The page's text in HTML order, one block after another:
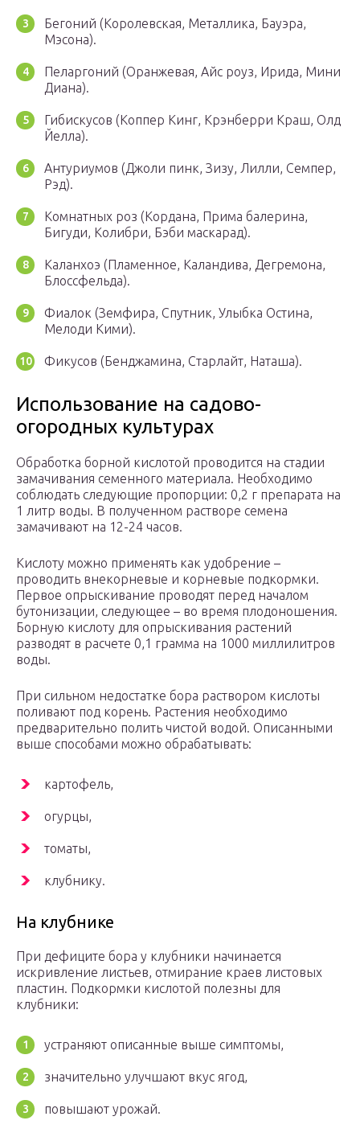
Бегоний (Королевская, Металлика, Бауэра,
Мэсона).
Пеларгоний (Оранжевая, Айс роуз, Ирида, Мини
Диана).
Гибискусов (Коппер Кинг, Крэнберри Краш, Олд
Йелла).
Антуриумов (Джоли пинк, Зизу, Лилли, Семпер,
Рэд).
Комнатных роз (Кордана, Прима балерина,
Бигуди, Колибри, Бэби маскарад).
Каланхоэ (Пламенное, Каландива, Дегремона,
Блоссфельда).
Фиалок (Земфира, Спутник, Улыбка Остина,
Мелоди Кими).
Фикусов (Бенджамина, Старлайт, Наташа).
Использование на садово-
огородных культурах
Обработка борной кислотой проводится на стадии
замачивания семенного материала. Необходимо
соблюдать следующие пропорции: 0,2 г препарата на
1 литр воды. В полученном растворе семена
замачивают на 12-24 часов.
Кислоту можно применять как удобрение –
проводить внекорневые и корневые подкормки.
Первое опрыскивание проводят перед началом
бутонизации, следующее – во время плодоношения.
Борную кислоту для опрыскивания растений
разводят в расчете 0,1 грамма на 1000 миллилитров
воды.
При сильном недостатке бора раствором кислоты
поливают под корень. Растения необходимо
предварительно полить чистой водой. Описанными
выше способами можно обрабатывать:
картофель,
огурцы,
томаты,
клубнику.
На клубнике
При дефиците бора у клубники начинается
искривление листьев, отмирание краев листовых
пластин. Подкормки кислотой полезны для
клубники:
устраняют описанные выше симптомы,
значительно улучшают вкус ягод,
повышают урожай.